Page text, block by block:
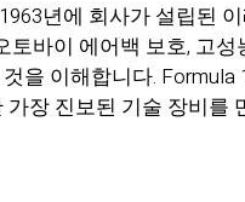
년에 회사가 설립된
토바이 에어백 보호, 고
을 이해합니다. Formula
가장 진보된 기술 장비를